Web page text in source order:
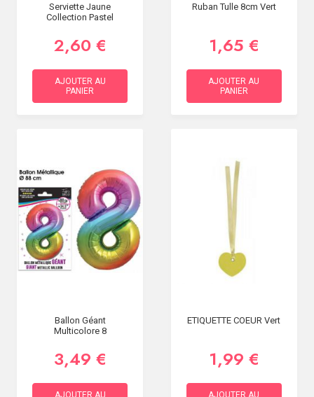
Serviette Jaune
Collection Pastel
2,60 €
AJOUTER AU
PANIER
Ruban Tulle 8cm Vert
1,65 €
AJOUTER AU
PANIER
Ballon Géant
Multicolore 8
3,49 €
AJOUTER AU
ETIQUETTE COEUR Vert
1,99 €
AJOUTER AU